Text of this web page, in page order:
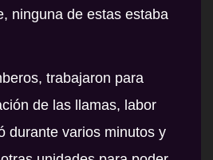
ninguna de estas estaba
trabajaron para
de las llamas, labor
durante varios minutos y